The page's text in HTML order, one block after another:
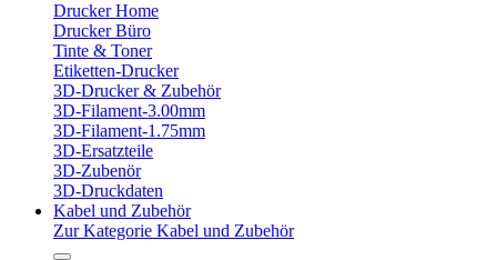
Drucker Home
Drucker Büro
Tinte & Toner
Etiketten-Drucker
3D-Drucker & Zubehör
3D-Filament-3.00mm
3D-Filament-1.75mm
3D-Ersatzteile
3D-Zubenör
3D-Druckdaten
Kabel und Zubehör
Zur Kategorie Kabel und Zubehör